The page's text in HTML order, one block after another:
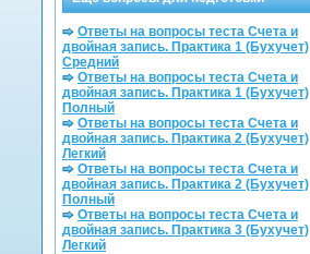
Ответы на вопросы теста Счета и
двойная запись. Практика 1 (Бухучет)
Средний
Ответы на вопросы теста Счета и
двойная запись. Практика 1 (Бухучет)
Полный
Ответы на вопросы теста Счета и
двойная запись. Практика 2 (Бухучет)
Легкий
Ответы на вопросы теста Счета и
двойная запись. Практика 2 (Бухучет)
Полный
Ответы на вопросы теста Счета и
двойная запись. Практика 3 (Бухучет)
Легкий